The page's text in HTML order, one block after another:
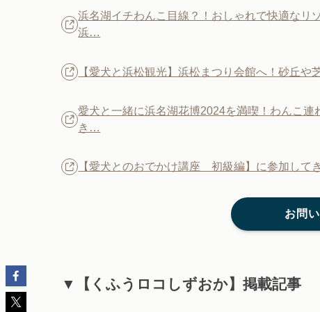
浜名湖イチわんこ目線？！おしゃれで快適なリ
浜…
【愛犬と浜松観光】浜松まつり会館へ！砂丘
愛犬と一緒に浜名湖花博2024を満喫！わんこ
き…
【愛犬とのおでかけ講座 初級編】に参加して
お問
▼【くふうロコしずおか】掲載記事